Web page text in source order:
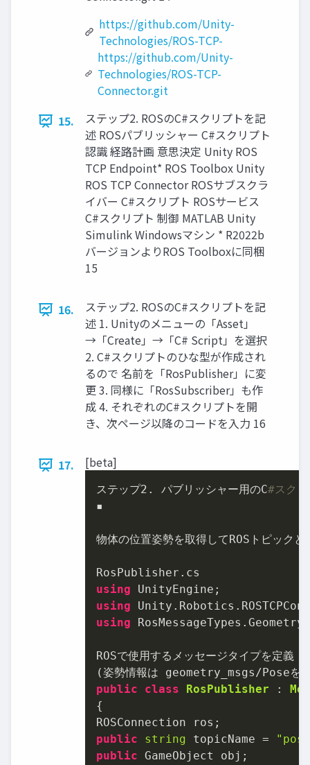
https://github.com/Unity-
Technologies/ROS-TCP-
https://github.com/Unity-
Technologies/ROS-TCP-
Connector.git
15.
ステップ2. ROSのC#スクリプトを記
述 ROSパブリッシャー C#スクリプト
認識 経路計画 意思決定 Unity ROS
TCP Endpoint* ROS Toolbox Unity
ROS TCP Connector ROSサブスクラ
イバー C#スクリプト ROSサービス
C#スクリプト 制御 MATLAB Unity
Simulink Windowsマシン * R2022b
バージョンよりROS Toolboxに同梱
15
16.
ステップ2. ROSのC#スクリプトを記
述 1. Unityのメニューの「Asset」
→「Create」→「C# Script」を選択
2. C#スクリプトのひな型が作成され
るので 名前を「RosPublisher」に変
更 3. 同様に「RosSubscriber」も作
成 4. それぞれのC#スクリプトを開
き、次ページ以降のコードを入力 16
17. [beta]
ステップ2. パブリッシャー用のC#スク
▪
物体の位置姿勢を取得してROSトピックと
using
using
using RosMessageTypes.Geometry;
ROSで使用するメッセージタイプを定義
public class RosPublisher :
{
public
string topicName =
public